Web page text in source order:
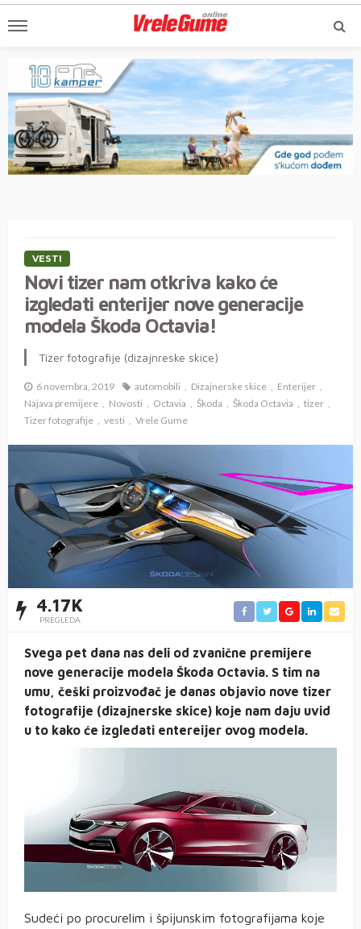
VESTI
Novi tizer nam otkriva kako će
izgledati enterijer nove generacije
modela Škoda Octavia!
Tizer fotografije (dizajnreske skice)
6 novembra, 2019 automobili Dizajnerske skice
Enterijer
Najava premijere
Novosti Octavia Škoda Škoda Octavia
tizer
Tizer fotografije
vesti Vrele Gume
4.17K
PREGLEDA
Svega pet dana nas deli od zvanične premijere
nove generacije modela Škoda Octavia. S tim na
umu, češki proizvođač je danas objavio nove tizer
fotografije (dizajnerske skice) koje nam daju uvid
u to kako će izgledati entereijer ovog modela.
Sudeći po procurelim i špijunskim fotografijama koje